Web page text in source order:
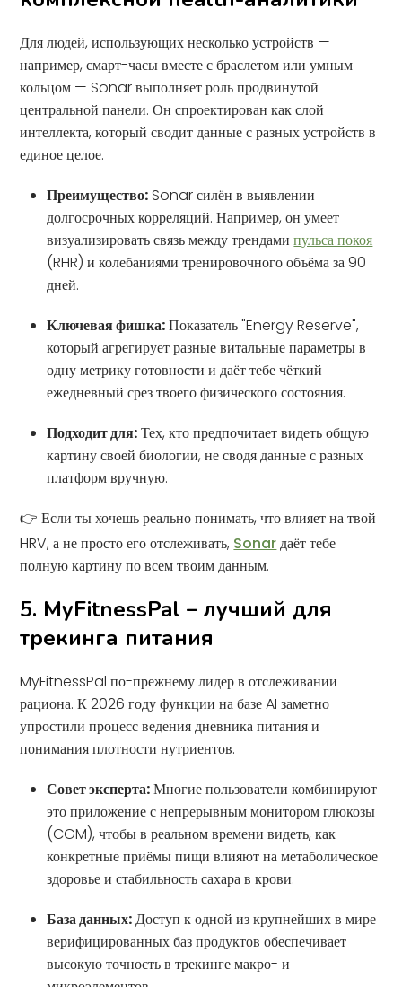
Для людей, использующих несколько устройств —
например, смарт-часы вместе с браслетом или умным
кольцом — Sonar выполняет роль продвинутой
центральной панели. Он спроектирован как слой
интеллекта, который сводит данные с разных устройств в
единое целое.
Преимущество: Sonar силён в выявлении
долгосрочных корреляций. Например, он умеет
визуализировать связь между трендамипульса покоя
(RHR) и колебаниями тренировочного объёма за 90
дней.
Ключевая фишка:Показатель "Energy Reserve",
который агрегирует разные витальные параметры в
одну метрику готовности и даёт тебе чёткий
ежедневный срез твоего физического состояния.
Подходит для:Тех, кто предпочитает видеть общую
картину своей биологии, не сводя данные с разных
платформ вручную.
👉 Если ты хочешь реально понимать, что влияет на твой
HRV, а не просто его отслеживать, Sonarдаёт тебе
полную картину по всем твоим данным.
5. MyFitnessPal – лучший для
трекинга питания
MyFitnessPal по-прежнему лидер в отслеживании
рациона. К 2026 году функции на базе AI заметно
упростили процесс ведения дневника питания и
понимания плотности нутриентов.
Совет эксперта:Многие пользователи комбинируют
это приложение с непрерывным монитором глюкозы
(CGM), чтобы в реальном времени видеть, как
конкретные приёмы пищи влияют на метаболическое
здоровье и стабильность сахара в крови.
База данных:Доступ к одной из крупнейших в мире
верифицированных баз продуктов обеспечивает
высокую точность в трекинге макро- и